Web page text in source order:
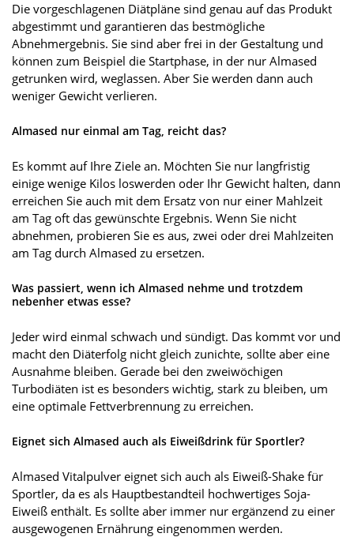
Die vorgeschlagenen Diätpläne sind genau auf das Produkt
abgestimmt und garantieren das bestmögliche
Abnehmergebnis. Sie sind aber frei in der Gestaltung und
können zum Beispiel die Startphase, in der nur Almased
getrunken wird, weglassen. Aber Sie werden dann auch
weniger Gewicht verlieren.
Almased nur einmal am Tag, reicht das?
Es kommt auf Ihre Ziele an. Möchten Sie nur langfristig
einige wenige Kilos loswerden oder Ihr Gewicht halten, dann
erreichen Sie auch mit dem Ersatz von nur einer Mahlzeit
am Tag oft das gewünschte Ergebnis. Wenn Sie nicht
abnehmen, probieren Sie es aus, zwei oder drei Mahlzeiten
am Tag durch Almased zu ersetzen.
Was passiert, wenn ich Almased nehme und trotzdem
nebenher etwas esse?
Jeder wird einmal schwach und sündigt. Das kommt vor und
macht den Diäterfolg nicht gleich zunichte, sollte aber eine
Ausnahme bleiben. Gerade bei den zweiwöchigen
Turbodiäten ist es besonders wichtig, stark zu bleiben, um
eine optimale Fettverbrennung zu erreichen.
Eignet sich Almased auch als Eiweißdrink für Sportler?
Almased Vitalpulver eignet sich auch als Eiweiß-Shake für
Sportler, da es als Hauptbestandteil hochwertiges Soja-
Eiweiß enthält. Es sollte aber immer nur ergänzend zu einer
ausgewogenen Ernährung eingenommen werden.